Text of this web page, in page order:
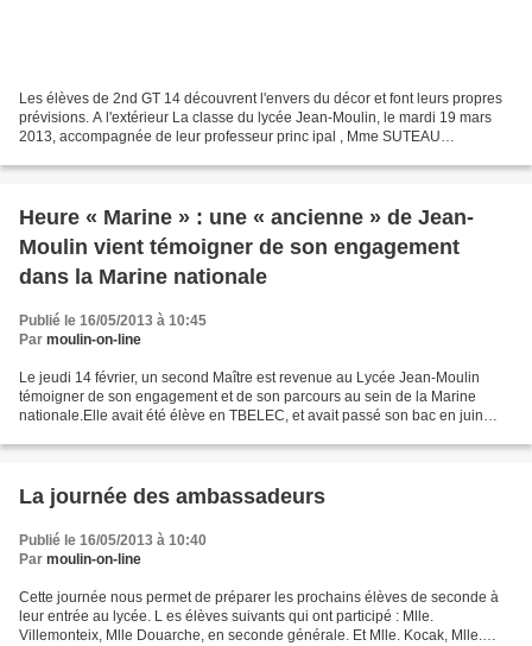
Les élèves de 2nd GT 14 découvrent l'envers du décor et font leurs propres
prévisions. A l'extérieur La classe du lycée Jean-Moulin, le mardi 19 mars
2013, accompagnée de leur professeur princ ipal , Mme SUTEAU
Heure « Marine » : une « ancienne » de Jean-
Moulin vient témoigner de son engagement
dans la Marine nationale
Publié le 16/05/2013 à 10:45
Par moulin-on-line
Le jeudi 14 février, un second Maître est revenue au Lycée Jean-Moulin
témoigner de son engagement et de son parcours au sein de la Marine
nationale.Elle avait été élève en TBELEC, et avait passé son bac en juin
La journée des ambassadeurs
Publié le 16/05/2013 à 10:40
Par moulin-on-line
Cette journée nous permet de préparer les prochains élèves de seconde à
leur entrée au lycée. L es élèves suivants qui ont participé : Mlle.
Villemonteix, Mlle Douarche, en seconde générale. Et Mlle. Kocak, Mlle.